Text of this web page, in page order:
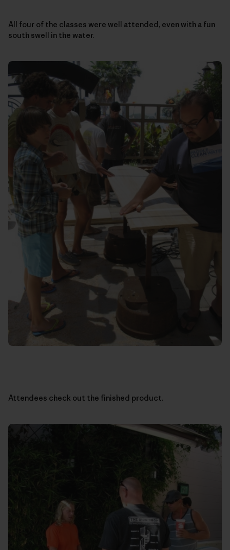
All four of the classes were well attended, even with a fun
south swell in the water.
Attendees check out the finished product.